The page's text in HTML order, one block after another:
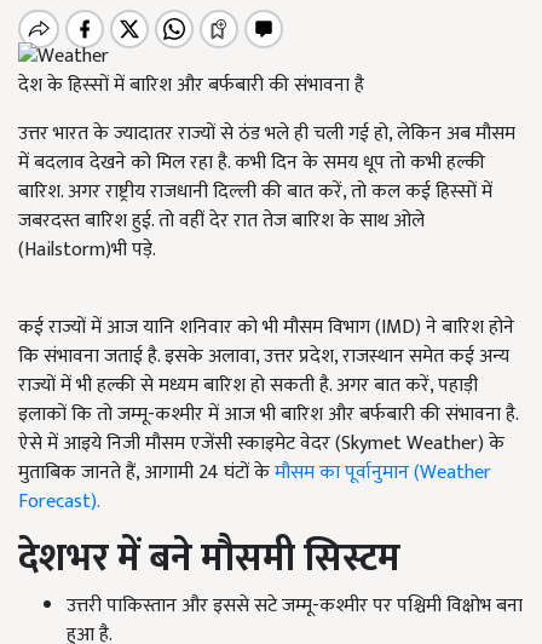
देश के हिस्सों में बारिश और बर्फबारी की संभावना है
उत्तर भारत के ज्यादातर राज्यों से ठंड भले ही चली गई हो, लेकिन अब मौसम
में बदलाव देखने को मिल रहा है. कभी दिन के समय धूप तो कभी हल्की
बारिश. अगर राष्ट्रीय राजधानी दिल्ली की बात करें, तो कल कई हिस्सों में
जबरदस्त बारिश हुई. तो वहीं देर रात तेज बारिश के साथ ओले
(Hailstorm)भी पड़े.
कई राज्यों में आज यानि शनिवार को भी मौसम विभाग (IMD)ने बारिश होने
कि संभावना जताई है. इसके अलावा,उत्तर प्रदेश,राजस्थान समेत कई अन्य
राज्यों में भी हल्की से मध्यम बारिश हो सकती है. अगर बात करें,पहाड़ी
इलाकों कि तो जम्मू-कश्मीर में आज भी बारिश और बर्फबारी की संभावना है.
ऐसे में आइये निजी मौसम एजेंसी स्काइमेट वेदर (Skymet Weather)के
मुताबिक जानते हैं,आगामी 24 घंटों केमौसम का पूर्वानुमान (Weather
Forecast).
देशभर में बने मौसमी सिस्टम
उत्तरी पाकिस्तान और इससे सटे जम्मू-कश्मीर पर पश्चिमी विक्षोभ बना
हुआ है.